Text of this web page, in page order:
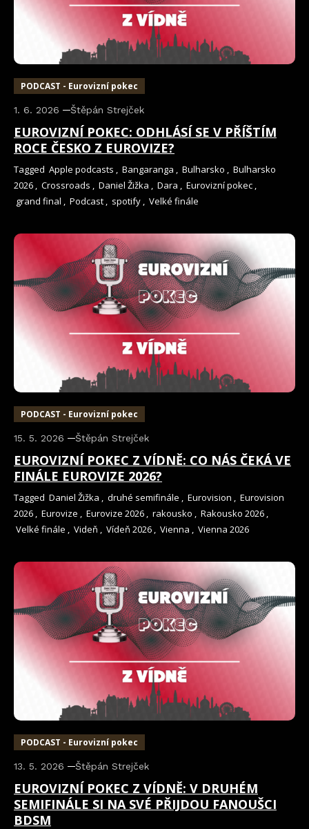
PODCAST - Eurovizní pokec
1. 6. 2026 Štěpán Strejček
EUROVIZNÍ POKEC: ODHLÁSÍ SE V PŘÍŠTÍM
ROCE ČESKO Z EUROVIZE?
Tagged Apple podcasts , Bangaranga , Bulharsko , Bulharsko
2026 , Crossroads , Daniel Žižka , Dara , Eurovizní pokec ,
grand final , Podcast , spotify , Velké finále
PODCAST - Eurovizní pokec
15. 5. 2026 Štěpán Strejček
EUROVIZNÍ POKEC Z VÍDNĚ: CO NÁS ČEKÁ VE
FINÁLE EUROVIZE 2026?
Tagged Daniel Žižka , druhé semifinále , Eurovision , Eurovision
2026 , Eurovize , Eurovize 2026 , rakousko , Rakousko 2026 ,
Velké finále , Videň , Vídeň 2026 , Vienna , Vienna 2026
PODCAST - Eurovizní pokec
13. 5. 2026 Štěpán Strejček
EUROVIZNÍ POKEC Z VÍDNĚ: V DRUHÉM
SEMIFINÁLE SI NA SVÉ PŘIJDOU FANOUŠCI
BDSM